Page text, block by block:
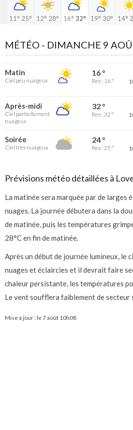
11° 25° 12° 28° 16° 32° 19° 30° 14°
MÉTÉO - DIMANCHE 9
Matin
Ciel peu nuageux
16 °
Res : 16 °
Après-midi
Ciel partiellement
nuageux
32 °
Res : 32 °
Soirée
Ciel très nuageux
24 °
Res : 25 °
Prévisions météo détaillées à
La matinée sera marquée par de larges
nuages. La journée débutera dans la
de matinée, puis les températures
28°C en fin de matinée.
Après un début de journée lumineux, le
nuages et éclaircies et il devrait faire
chaleur persistante, les températures
Le vent soufflera faiblement de secteur
Mise à jour : le7 août 10h08